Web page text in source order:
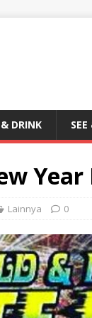
DRINK
Lainnya 0